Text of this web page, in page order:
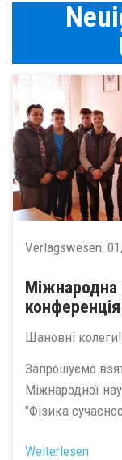
Verlagswesen:
Міжнародна
Шановні колеги!
Запрошуємо
Міжнародної
"Фізика
Weiterlesen